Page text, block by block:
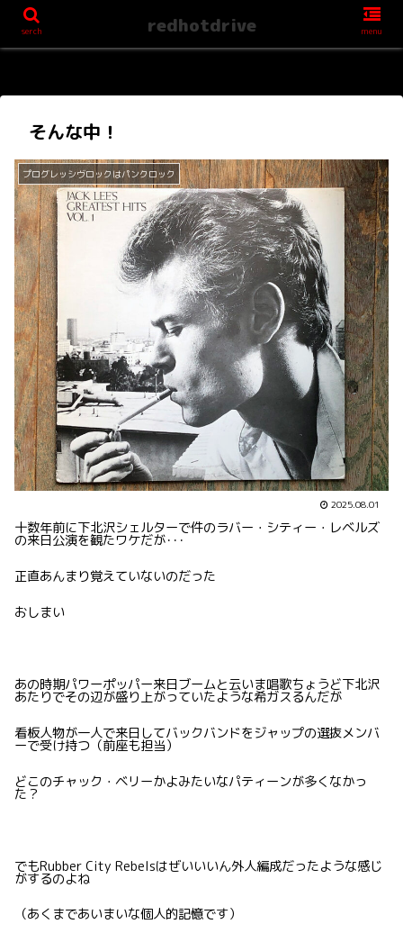
そんな中！
プログレッシヴロックはパンクロック
2025.08.01
十数年前に下北沢シェルターで件のラバー・シティー・レベルズ
の来日公演を観たワケだが･･･
正直あんまり覚えていないのだった
おしまい
あの時期パワーポッパー来日ブームと云いま唱歌ちょうど下北沢
あたりでその辺が盛り上がっていたような希ガスるんだが
看板人物が一人で来日してバックバンドをジャップの選抜メンバ
ーで受け持つ（前座も担当）
どこのチャック・ベリーかよみたいなパティーンが多くなかっ
た？
でもRubber City Rebelsはぜいいいん外人編成だったような感じ
がするのよね
（あくまであいまいな個人的記憶です）
serch redhotdrive menu